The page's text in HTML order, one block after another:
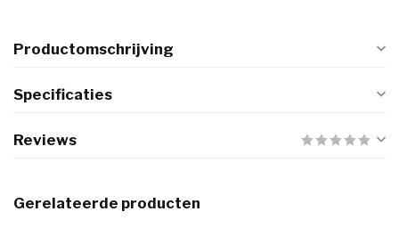
Productomschrijving
Specificaties
Reviews
Gerelateerde producten